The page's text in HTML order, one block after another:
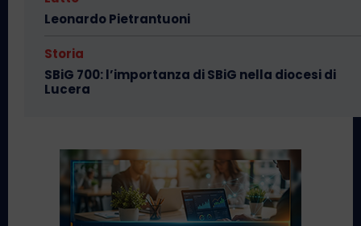
Leonardo Pietrantuoni
Storia
SBiG 700: l’importanza di SBiG nella diocesi di
Lucera